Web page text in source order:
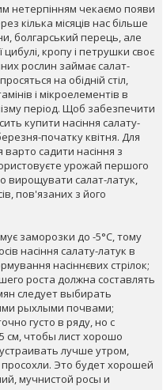
нетерпінням чекаємо появи
кілька місяців нас більше
болгарський перець, але
цибулі, кропу і петрушки своє
рослин займає салат-
на обідній стіл,
і мікроелементів в
період. Щоб забезпечити
купити насіння салату-
початку квітня. Для
садити насіння з
урожай першого
вирощувати салат-латук,
пов'язаних з його
заморозки до -5°С, тому
насіння салату-латук в
насіннєвих стрілок;
роста должна составлять
следует выбирать
рыхлыми почвами;
густо в ряду, но с
см, чтобы лист хорошо
лучше утром,
Это будет хорошей
мучнистой росы и